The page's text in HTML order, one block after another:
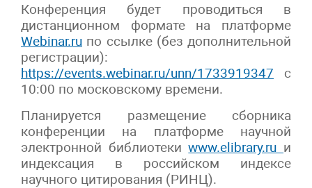
Конференция будет проводиться в
дистанционном формате на платформе
Webinar.ru по ссылке (без дополнительной
регистрации):
https://events.webinar.ru/unn/1733919347 с
10:00 по московскому времени.
Планируется размещение сборника
конференции на платформе научной
электронной библиотекиwww.elibrary.ru и
индексация в российском индексе
научного цитирования (РИНЦ).